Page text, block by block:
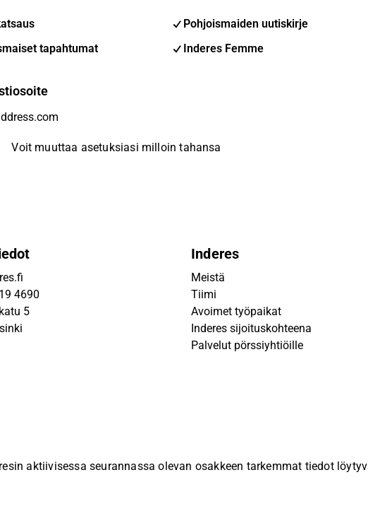
Pohjoismaiden uutiskirje
tapahtumat
Inderes Femme
Voit muuttaa asetuksiasi milloin tahansa
4690
5
Inderes
Meistä
Tiimi
Avoimet työpaikat
Inderes sijoituskohteena
Palvelut pörssiyhtiöille
aktiivisessa seurannassa olevan osakkeen tarkemmat tiedot